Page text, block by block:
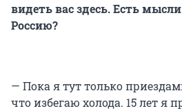
видеть вас здесь. Есть
Россию?
— Пока я тут только
что избегаю холода. 15 лет я